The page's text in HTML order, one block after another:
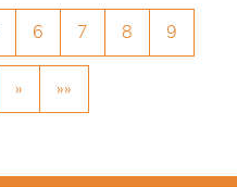
6 7 8 9
» »»